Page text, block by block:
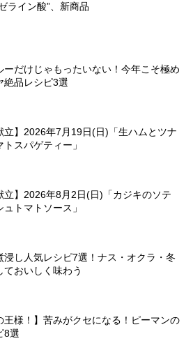
ライン酸”、新商品
ーだけじゃもったいない！今年こそ極め
絶品レシピ3選
立】2026年7月19日(日)「生ハムとツナ
スパゲティー」
立】2026年8月2日(日)「カジキのソテ
トマトソース」
浸し人気レシピ7選！ナス・オクラ・冬
ておいしく味わう
王様！】苦みがクセになる！ピーマンの
8選